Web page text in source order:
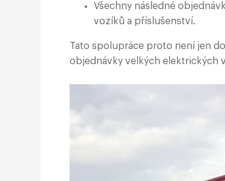
Všechny následné
vozíků a příslušenství.
Tato spolupráce proto není jen
objednávky velkých elektrických